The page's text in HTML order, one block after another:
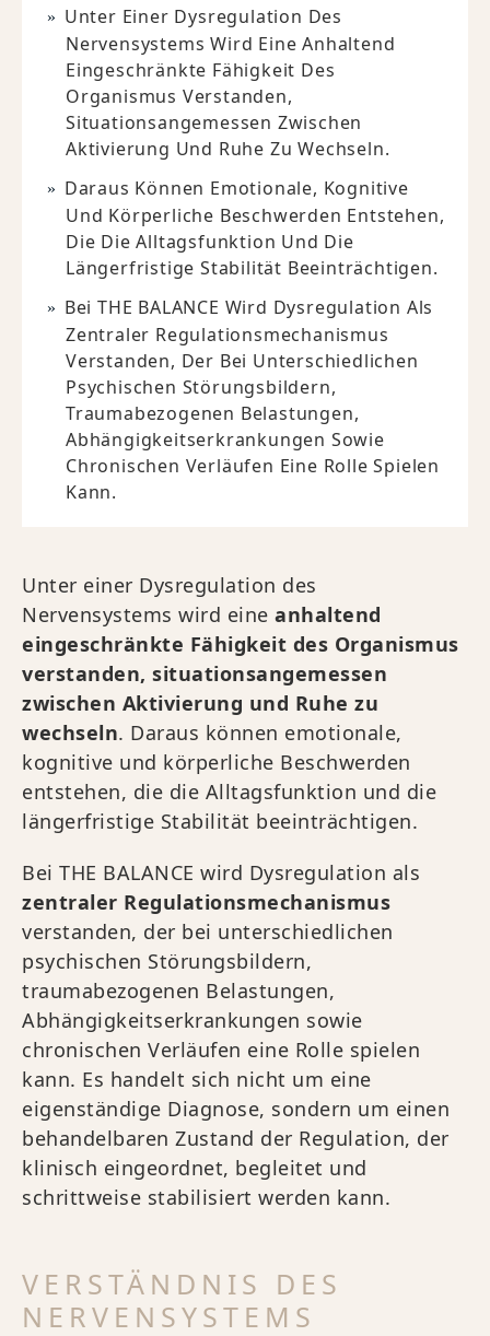
Unter Einer Dysregulation Des
Nervensystems Wird Eine Anhaltend
Eingeschränkte Fähigkeit Des
Organismus Verstanden,
Situationsangemessen Zwischen
Aktivierung Und Ruhe Zu Wechseln.
Daraus Können Emotionale, Kognitive
Und Körperliche Beschwerden Entstehen,
Die Die Alltagsfunktion Und Die
Längerfristige Stabilität Beeinträchtigen.
Bei THE BALANCE Wird Dysregulation Als
Zentraler Regulationsmechanismus
Verstanden, Der Bei Unterschiedlichen
Psychischen Störungsbildern,
Traumabezogenen Belastungen,
Abhängigkeitserkrankungen Sowie
Chronischen Verläufen Eine Rolle Spielen
Kann.
Unter einer Dysregulation des
Nervensystems wird eine anhaltend
eingeschränkte Fähigkeit des Organismus
verstanden, situationsangemessen
zwischen Aktivierung und Ruhe zu
wechseln. Daraus können emotionale,
kognitive und körperliche Beschwerden
entstehen, die die Alltagsfunktion und die
längerfristige Stabilität beeinträchtigen.
Bei THE BALANCE wird Dysregulation als
zentraler Regulationsmechanismus
verstanden, der bei unterschiedlichen
psychischen Störungsbildern,
traumabezogenen Belastungen,
Abhängigkeitserkrankungen sowie
chronischen Verläufen eine Rolle spielen
kann. Es handelt sich nicht um eine
eigenständige Diagnose, sondern um einen
behandelbaren Zustand der Regulation, der
klinisch eingeordnet, begleitet und
schrittweise stabilisiert werden kann.
VERSTÄNDNIS DES
NERVENSYSTEMS